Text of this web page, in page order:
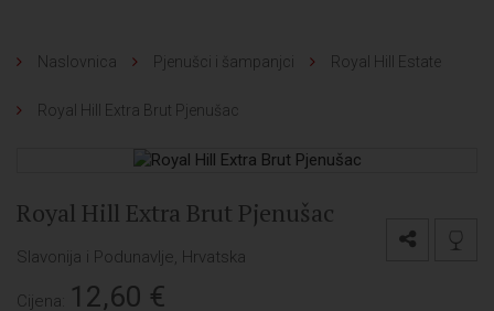
Naslovnica Pjenušci i šampanjci Royal Hill Estate
Royal Hill Extra Brut Pjenušac
Royal Hill Extra Brut Pjenušac
Slavonija i Podunavlje, Hrvatska
Cijena: 12,60 €